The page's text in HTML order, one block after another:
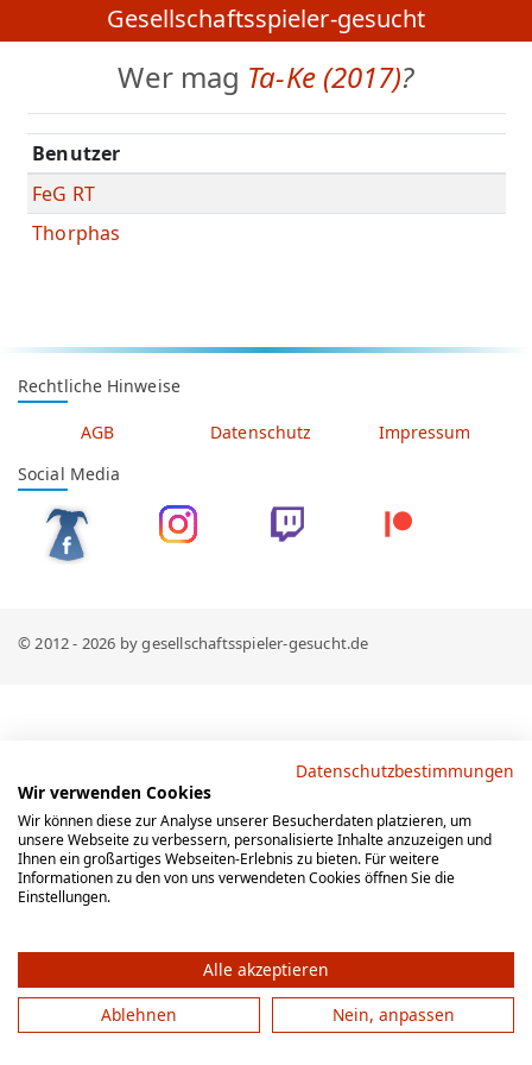
Gesellschaftsspieler-gesucht
Wer mag Ta-Ke (2017)?
Benutzer
FeG RT
Thorphas
Rechtliche Hinweise
AGB Datenschutz
Impressum
Social Media
© 2012 - 2026 by gesellschaftsspieler-gesucht.de
Datenschutzbestimmungen
Wir verwenden Cookies
Wir können diese zur Analyse unserer Besucherdaten platzieren, um
unsere Webseite zu verbessern, personalisierte Inhalte anzuzeigen und
Ihnen ein großartiges Webseiten-Erlebnis zu bieten. Für weitere
Informationen zu den von uns verwendeten Cookies öffnen Sie die
Einstellungen.
Alle akzeptieren
Ablehnen
Nein, anpassen